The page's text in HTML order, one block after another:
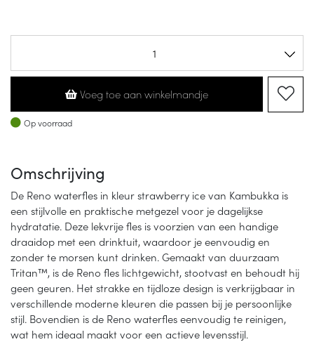
Voeg toe aan winkelmandje
Op voorraad
Op voorraad
Omschrijving
De Reno waterfles in kleur strawberry ice van Kambukka is
een stijlvolle en praktische metgezel voor je dagelijkse
hydratatie. Deze lekvrije fles is voorzien van een handige
draaidop met een drinktuit, waardoor je eenvoudig en
zonder te morsen kunt drinken. Gemaakt van duurzaam
Tritan™, is de Reno fles lichtgewicht, stootvast en behoudt hij
geen geuren. Het strakke en tijdloze design is verkrijgbaar in
verschillende moderne kleuren die passen bij je persoonlijke
stijl. Bovendien is de Reno waterfles eenvoudig te reinigen,
wat hem ideaal maakt voor een actieve levensstijl.